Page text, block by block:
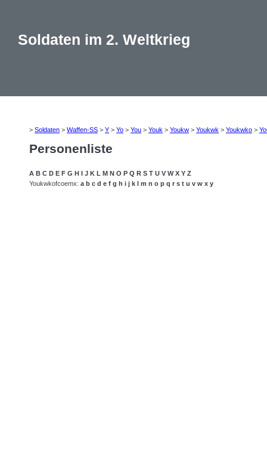
Soldaten im 2. Weltkrieg
> Soldaten > Waffen-SS > Y > Yo > You > Youk > Youkw > Youkwk > Youkwko >
Personenliste
A B C D E F G H I J K L M N O P Q R S T U V W X Y Z
Youkwkofcoemx: a b c d e f g h i j k l m n o p q r s t u v w x y